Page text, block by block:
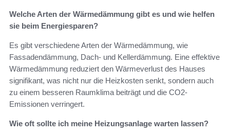
Welche Arten der Wärmedämmung gibt es und wie helfen
sie beim Energiesparen?
Es gibt verschiedene Arten der Wärmedämmung, wie
Fassadendämmung, Dach- und Kellerdämmung. Eine effektive
Wärmedämmung reduziert den Wärmeverlust des Hauses
signifikant, was nicht nur die Heizkosten senkt, sondern auch
zu einem besseren Raumklima beiträgt und die CO2-
Emissionen verringert.
Wie oft sollte ich meine Heizungsanlage warten lassen?